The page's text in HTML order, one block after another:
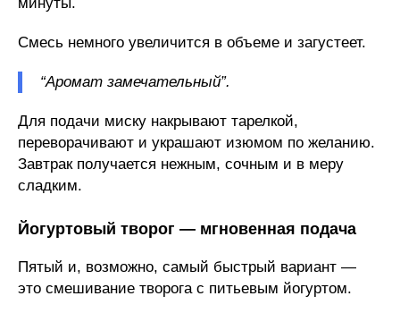
Смесь немного увеличится в объеме и загустеет.
“Аромат замечательный”.
Для подачи миску накрывают тарелкой,
переворачивают и украшают изюмом по желанию.
Завтрак получается нежным, сочным и в меру
сладким.
Йогуртовый творог — мгновенная подача
Пятый и, возможно, самый быстрый вариант —
это смешивание творога с питьевым йогуртом.